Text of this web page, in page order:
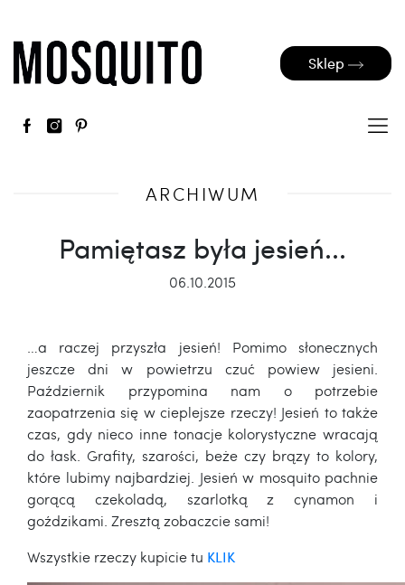
Sklep
ARCHIWUM
Pamiętasz była jesień...
06.10.2015
…a raczej przyszła jesień! Pomimo słonecznych
jeszcze dni w powietrzu czuć powiew jesieni.
Październik przypomina nam o potrzebie
zaopatrzenia się w cieplejsze rzeczy! Jesień to także
czas, gdy nieco inne tonacje kolorystyczne wracają
do łask. Grafity, szarości, beże czy brązy to kolory,
które lubimy najbardziej. Jesień w mosquito pachnie
gorącą czekoladą, szarlotką z cynamon i
goździkami. Zresztą zobaczcie sami!
Wszystkie rzeczy kupicie tu KLIK